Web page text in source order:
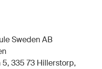
Sweden AB
335 73 Hillerstorp,